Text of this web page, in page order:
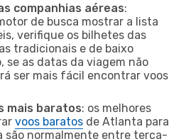
companhias aéreas:
de busca mostrar a lista
verifique os bilhetes das
tradicionais e de baixo
se as datas da viagem não
ser mais fácil encontrar voos
mais baratos: os melhores
voos baratos de Atlanta para
são normalmente entre terça-